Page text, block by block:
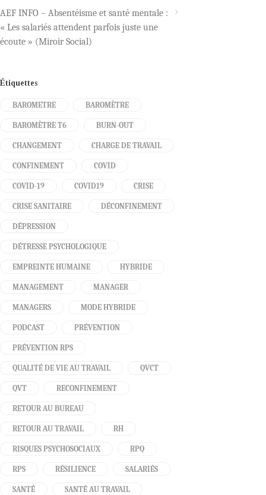
AEF INFO – Absentéisme et santé mentale :
« Les salariés attendent parfois juste une
écoute » (Miroir Social)
Étiquettes
BAROMETRE BAROMÈTRE
BAROMÈTRE T6 BURN-OUT
CHANGEMENT CHARGE DE TRAVAIL
CONFINEMENT COVID
COVID-19 COVID19 CRISE
CRISE SANITAIRE DÉCONFINEMENT
DÉPRESSION
DÉTRESSE PSYCHOLOGIQUE
EMPREINTE HUMAINE HYBRIDE
MANAGEMENT MANAGER
MANAGERS MODE HYBRIDE
PODCAST PRÉVENTION
PRÉVENTION RPS
QUALITÉ DE VIE AU TRAVAIL QVCT
QVT RECONFINEMENT
RETOUR AU BUREAU
RETOUR AU TRAVAIL RH
RISQUES PSYCHOSOCIAUX RPQ
RPS RÉSILIENCE SALARIÉS
SANTÉ SANTÉ AU TRAVAIL